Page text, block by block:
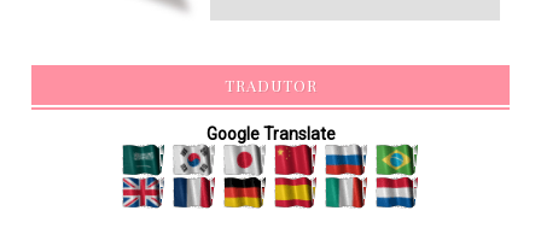
TRADUTOR
Google Translate